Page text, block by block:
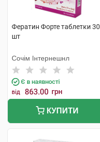
Фератин Форте таблетки 30
шт
Сочім Інтернешнл
Є в наявності
від 863.00 грн
КУПИТИ